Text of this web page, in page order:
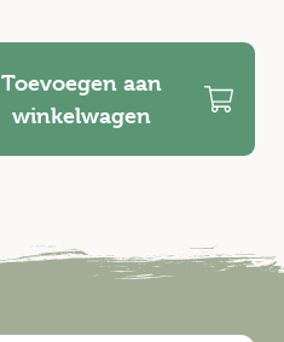
Toevoegen aan
winkelwagen